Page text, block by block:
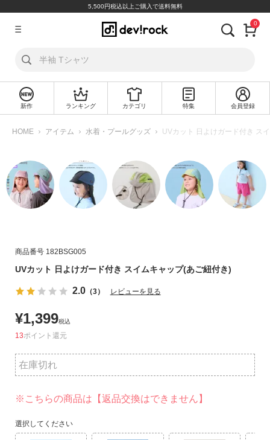
5,500円税込以上ご購入で送料無料
グ
規
録
探
テ
ゴ
か
探
す
ラ
ン
キ
グ
か
0
新作 ランキング カテゴリ 特集 会員登録
HOME アイテム 水着・プールグッズ UVカット 日よけガード付き ス
商品番号 182BSG005
UVカット 日よけガード付き スイムキャップ(あご紐付き)
2.0（3） レビューを見る
¥1,399税込
13ポイント
在庫切れ
※こちらの商品は【返品交換はできません】
選択してください